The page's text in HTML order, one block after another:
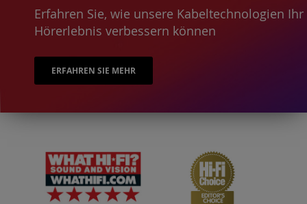
Erfahren Sie, wie unsere Kabeltechnologien Ihr
Hörerlebnis verbessern können
ERFAHREN SIE MEHR